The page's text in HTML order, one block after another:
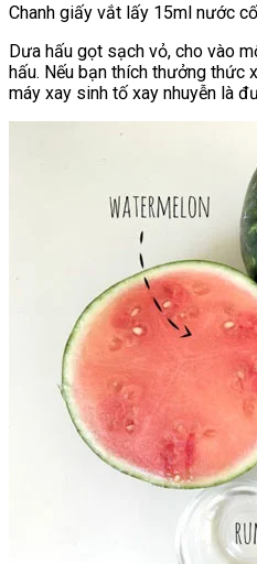
Chanh giấy vắt lấy 15ml nước
Dưa hấu gọt sạch vỏ, cho vào
hấu. Nếu bạn thích thưởng thức
máy xay sinh tố xay nhuyễn là